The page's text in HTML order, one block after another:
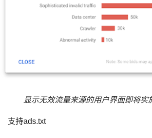
显示无效流量来源的用户界面即将实
支持ads.txt